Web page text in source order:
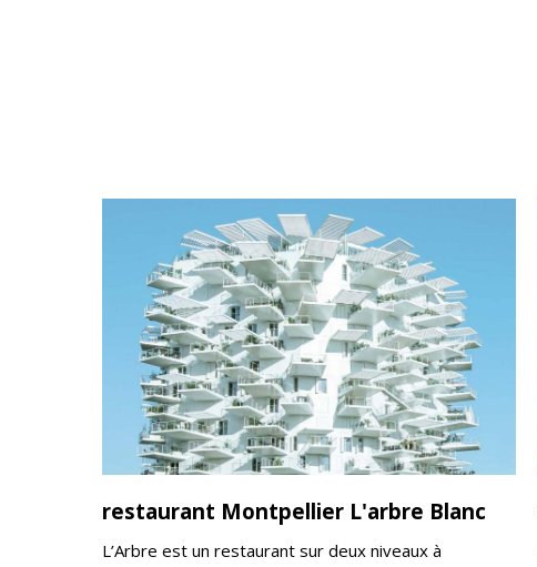
restaurant Montpellier L'arbre Blanc
L’Arbre est un restaurant sur deux niveaux à